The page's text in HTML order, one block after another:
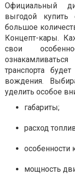
Официальный
выгодой
большое
Концепт-кары.
свои
транспорта
вождения.
уделить особое
габариты;
расход
особенности
мощность